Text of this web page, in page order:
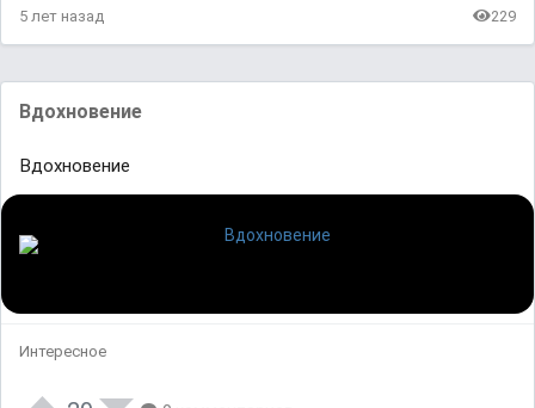
5 лет назад 229
Вдохновение
Вдохновение
Интересное